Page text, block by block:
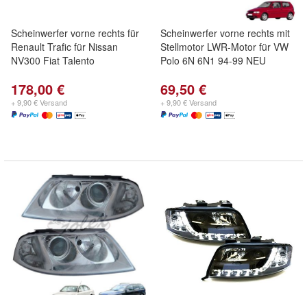
Scheinwerfer vorne rechts für
Renault Trafic für Nissan
NV300 Fiat Talento
178,00 €
+ 9,90 € Versand
Scheinwerfer vorne rechts mit
Stellmotor LWR-Motor für VW
Polo 6N 6N1 94-99 NEU
69,50 €
+ 9,90 € Versand